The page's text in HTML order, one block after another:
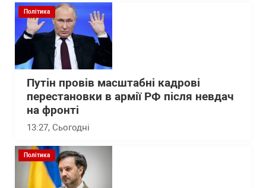
Політика
Путін провів масштабні кадрові
перестановки в армії РФ після невдач
на фронті
13:27, Сьогодні
Політика